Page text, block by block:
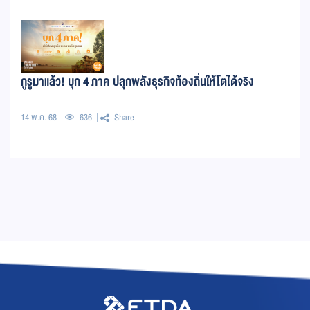
กูรูมาแล้ว! บุก 4 ภาค ปลุกพลังธุรกิจท้องถิ่นให้โตได้จริง
14 พ.ค. 68 636 Share